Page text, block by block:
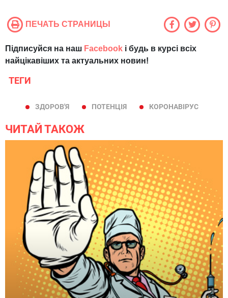
ПЕЧАТЬ СТРАНИЦЫ
Підписуйся на наш Facebook і будь в курсі всіх
найцікавіших та актуальних новин!
ТЕГИ
ЗДОРОВ'Я ПОТЕНЦІЯ КОРОНАВІРУС
ЧИТАЙ ТАКОЖ